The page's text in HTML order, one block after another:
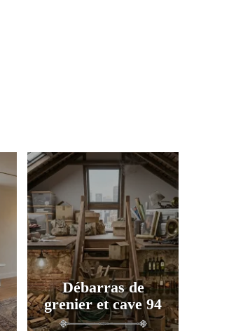
Débarras de
grenier et cave 94